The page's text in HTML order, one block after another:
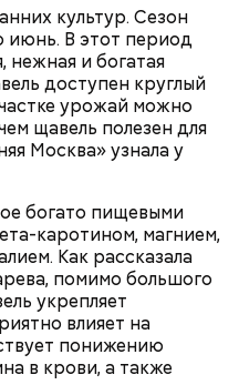
культур. Сезон
июнь. В этот период
нежная и богатая
доступен круглый
урожай можно
щавель полезен для
Москва» узнала у
богато пищевыми
каротином, магнием,
Как рассказала
помимо большого
укрепляет
влияет на
понижению
в крови, а также